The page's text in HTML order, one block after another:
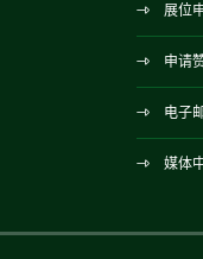
展位
申请
电子
媒体